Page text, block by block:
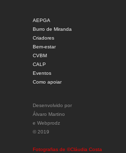
AEPGA
Burro de Miranda
Criadores
Bem-estar
CVBM
CALP
Eventos
Como apoiar
Desenvolvido por
Álvaro Martino
e Webprodz
© 2019
Fotografias de ©Cláudia Costa